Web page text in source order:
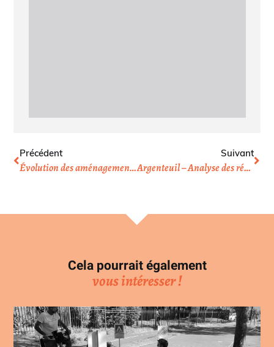
Précédent
Évolution des aménagements cyclables dans le 18e
Suivant
Argenteuil – Analyse des résultats du Baromètre
Cela pourrait également
vous intéresser !